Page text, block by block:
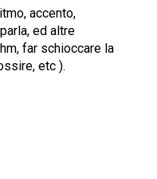
accento,
ed altre
far schioccare la
etc ).